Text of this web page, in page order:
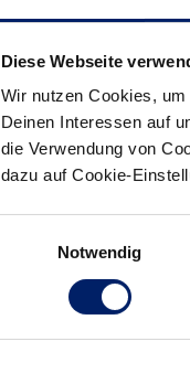
Diese Webseite
Wir nutzen Cookies,
Deinen Interessen auf
die Verwendung von
dazu auf Cookie-
Notwendig